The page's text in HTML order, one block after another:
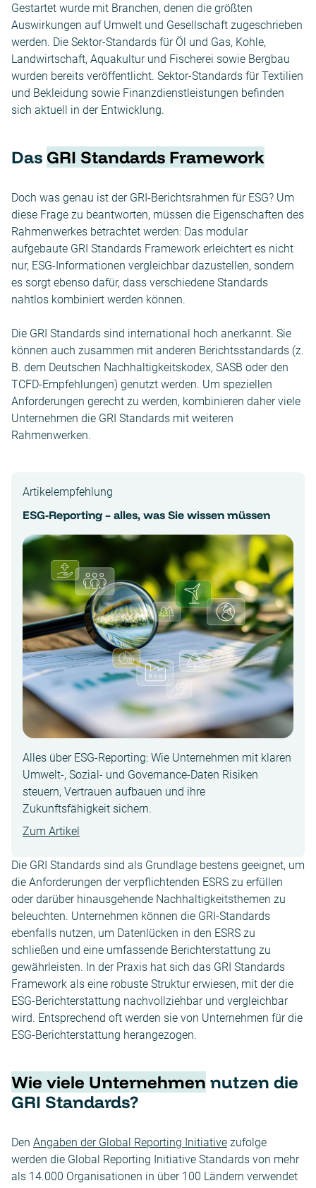
Gestartet wurde mit Branchen, denen die größten
Auswirkungen auf Umwelt und Gesellschaft zugeschrieben
werden. Die Sektor-Standards für Öl und Gas, Kohle,
Landwirtschaft, Aquakultur und Fischerei sowie Bergbau
wurden bereits veröffentlicht. Sektor-Standards für Textilien
und Bekleidung sowie Finanzdienstleistungen befinden
sich aktuell in der Entwicklung.
Das GRI Standards Framework
Doch was genau ist der GRI-Berichtsrahmen für ESG? Um
diese Frage zu beantworten, müssen die Eigenschaften des
Rahmenwerkes betrachtet werden: Das modular
aufgebaute GRI Standards Framework erleichtert es nicht
nur, ESG-Informationen vergleichbar dazustellen, sondern
es sorgt ebenso dafür, dass verschiedene Standards
nahtlos kombiniert werden können.
Die GRI Standards sind international hoch anerkannt. Sie
können auch zusammen mit anderen Berichtsstandards (z.
B. dem Deutschen Nachhaltigkeitskodex, SASB oder den
TCFD-Empfehlungen) genutzt werden. Um speziellen
Anforderungen gerecht zu werden, kombinieren daher viele
Unternehmen die GRI Standards mit weiteren
Rahmenwerken.
Artikelempfehlung
ESG-Reporting – alles, was Sie wissen müssen
Alles über ESG-Reporting: Wie Unternehmen mit klaren
Umwelt-, Sozial- und Governance-Daten Risiken
steuern, Vertrauen aufbauen und ihre
Zukunftsfähigkeit sichern.
Zum Artikel
Die GRI Standards sind als Grundlage bestens geeignet, um
die Anforderungen der verpflichtenden ESRS zu erfüllen
oder darüber hinausgehende Nachhaltigkeitsthemen zu
beleuchten. Unternehmen können die GRI-Standards
ebenfalls nutzen, um Datenlücken in den ESRS zu
schließen und eine umfassende Berichterstattung zu
gewährleisten. In der Praxis hat sich das GRI Standards
Framework als eine robuste Struktur erwiesen, mit der die
ESG-Berichterstattung nachvollziehbar und vergleichbar
wird. Entsprechend oft werden sie von Unternehmen für die
ESG-Berichterstattung herangezogen.
Wie viele Unternehmen nutzen die
GRI Standards?
Den Angaben der Global Reporting Initiative zufolge
werden die Global Reporting Initiative Standards von mehr
als 14.000 Organisationen in über 100 Ländern verwendet